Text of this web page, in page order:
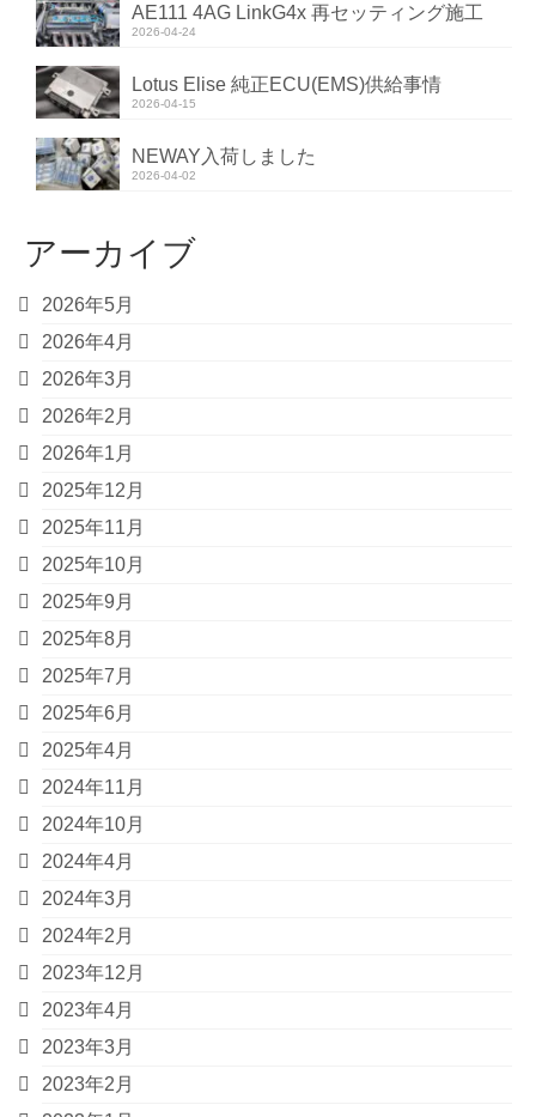
AE111 4AG LinkG4x 再セッティング施工
2026-04-24
Lotus Elise 純正ECU(EMS)供給事情
2026-04-15
NEWAY入荷しました
2026-04-02
アーカイブ
2026年5月
2026年4月
2026年3月
2026年2月
2026年1月
2025年12月
2025年11月
2025年10月
2025年9月
2025年8月
2025年7月
2025年6月
2025年4月
2024年11月
2024年10月
2024年4月
2024年3月
2024年2月
2023年12月
2023年4月
2023年3月
2023年2月